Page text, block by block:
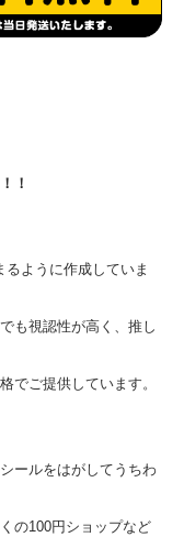
！
ように作成していま
も視認性が高く、推し
でご提供しています。
ールをはがしてうちわ
の100円ショップなど